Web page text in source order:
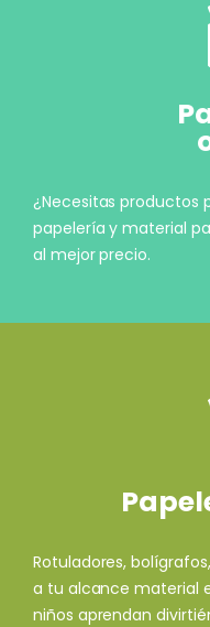
¿Necesitas productos
papelería y material
al mejor precio.
Rotuladores,
a tu alcance material
niños aprendan